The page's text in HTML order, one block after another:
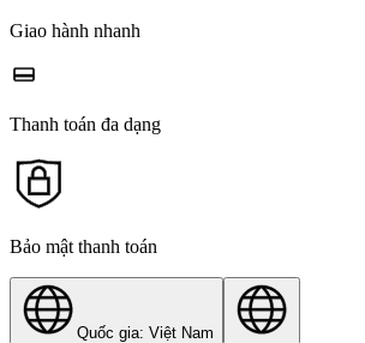
Giao hành nhanh
Thanh toán đa dạng
Bảo mật thanh toán
Quốc gia: Việt Nam